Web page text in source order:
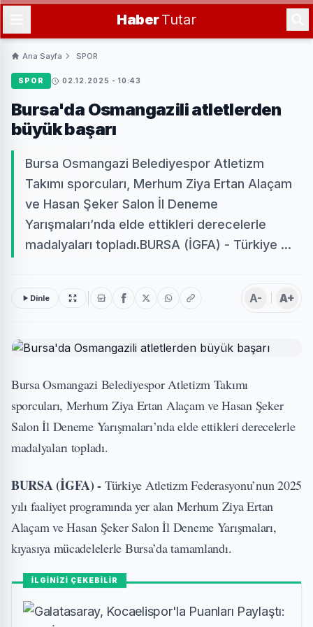
HaberTutar
Ana Sayfa SPOR
SPOR 02.12.2025 - 10:43
Bursa'da Osmangazili atletlerden
büyük başarı
Bursa Osmangazi Belediyespor Atletizm
Takımı sporcuları, Merhum Ziya Ertan Alaçam
ve Hasan Şeker Salon İl Deneme
Yarışmaları’nda elde ettikleri derecelerle
madalyaları topladı.BURSA (İGFA) - Türkiye ...
Dinle A- A+
Bursa Osmangazi Belediyespor Atletizm Takımı
sporcuları, Merhum Ziya Ertan Alaçam ve Hasan Şeker
Salon İl Deneme Yarışmaları’nda elde ettikleri derecelerle
madalyaları topladı.
BURSA (İGFA) - Türkiye Atletizm Federasyonu’nun 2025
yılı faaliyet programında yer alan Merhum Ziya Ertan
Alaçam ve Hasan Şeker Salon İl Deneme Yarışmaları,
kıyasıya mücadelelerle Bursa’da tamamlandı.
İLGİNİZİ ÇEKEBİLİR